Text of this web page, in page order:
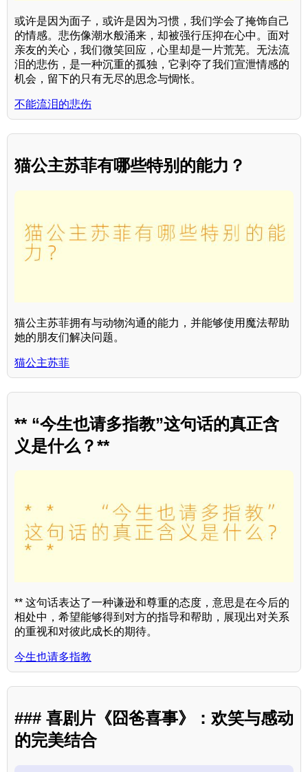
或许是因为面子，或许是因为习惯，我们学会了掩饰自己
的情感。悲伤像潮水般涌来，却被强行压抑在心中。面对
亲友的关心，我们微笑回应，心里却是一片荒芜。无法流
泪的悲伤，是一种沉重的孤独，它剥夺了我们宣泄情感的
机会，留下的只有无尽的思念与惆怅。
不能流泪的悲伤
猫公主苏菲有哪些特别的能力？
猫公主苏菲拥有与动物沟通的能力，并能够使用魔法帮助
她的朋友们解决问题。
猫公主苏菲
** “今生也请多指教”这句话的真正含
义是什么？**
** 这句话表达了一种谦逊和尊重的态度，意思是在今后的
相处中，希望能够得到对方的指导和帮助，展现出对关系
的重视和对彼此成长的期待。
今生也请多指教
### 喜剧片《囧爸喜事》：欢笑与感动
的完美结合